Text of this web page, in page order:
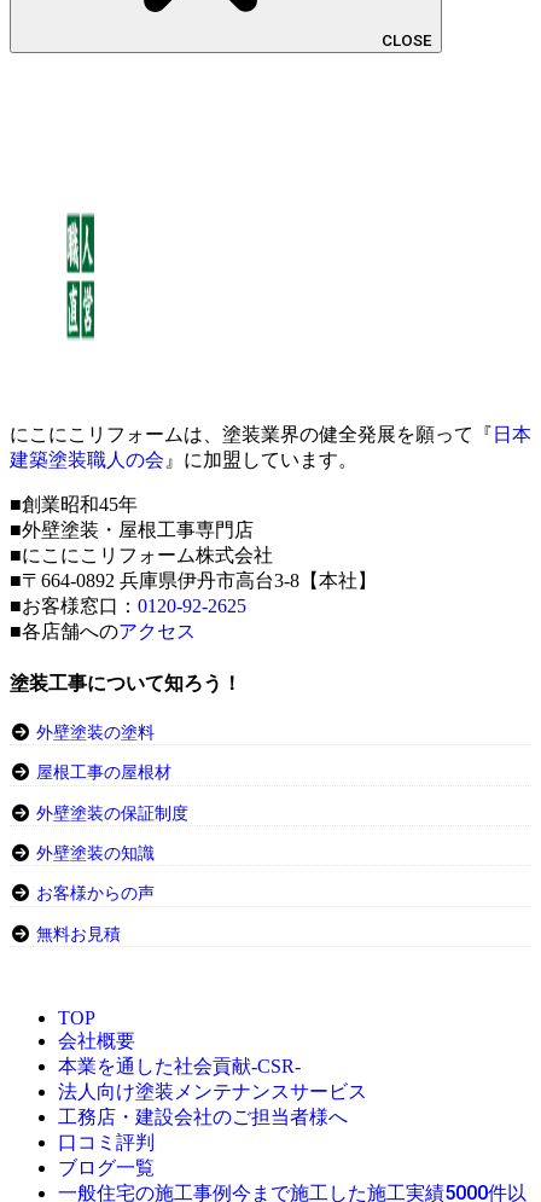
CLOSE
にこにこリフォームは、塗装業界の健全発展を願って『 日本
建築塗装職人の会 』に加盟しています。
■創業昭和45年
■外壁塗装・屋根工事専門店
■にこにこリフォーム株式会社
■〒664-0892 兵庫県伊丹市高台3-8【本社】
■お客様窓口： 0120-92-2625
■各店舗へのアクセス
塗装工事について知ろう！
外壁塗装の塗料
屋根工事の屋根材
外壁塗装の保証制度
外壁塗装の知識
お客様からの声
無料お見積
TOP
会社概要
本業を通した社会貢献-CSR-
法人向け塗装メンテナンスサービス
工務店・建設会社のご担当者様へ
口コミ評判
ブログ一覧
一般住宅の施工事例今まで施工した施工実績5000件以